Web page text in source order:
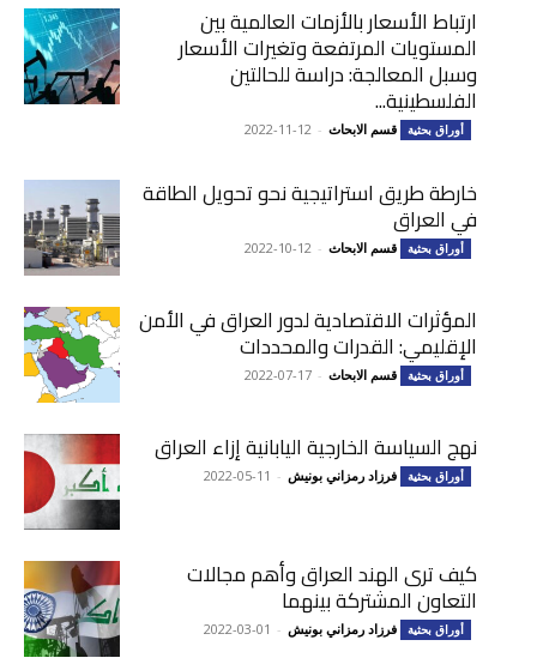
ارتباط الأسعار بالأزمات العالمية بين
المستويات المرتفعة وتغيرات الأسعار
وسبل المعالجة: دراسة للحالتين
الفلسطينية...
أوراق بحثية قسم الابحاث -
2022-11-12
خارطة طريق استراتيجية نحو تحويل الطاقة
في العراق
أوراق بحثية قسم الابحاث -
2022-10-12
المؤثرات الاقتصادية لدور العراق في الأمن
الإقليمي: القدرات والمحددات
أوراق بحثية قسم الابحاث -
2022-07-17
نهج السياسة الخارجية اليابانية إزاء العراق
أوراق بحثية فرزاد رمزاني بونيش -
2022-05-11
كيف ترى الهند العراق وأهم مجالات
التعاون المشتركة بينهما
أوراق بحثية فرزاد رمزاني بونيش -
2022-03-01